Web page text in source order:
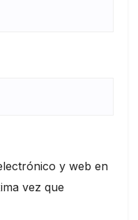
y web en
vez que